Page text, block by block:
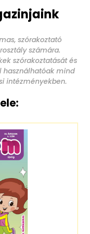
szórakoztató
számára.
szórakoztatását és
használhatóak mind
intézményekben.